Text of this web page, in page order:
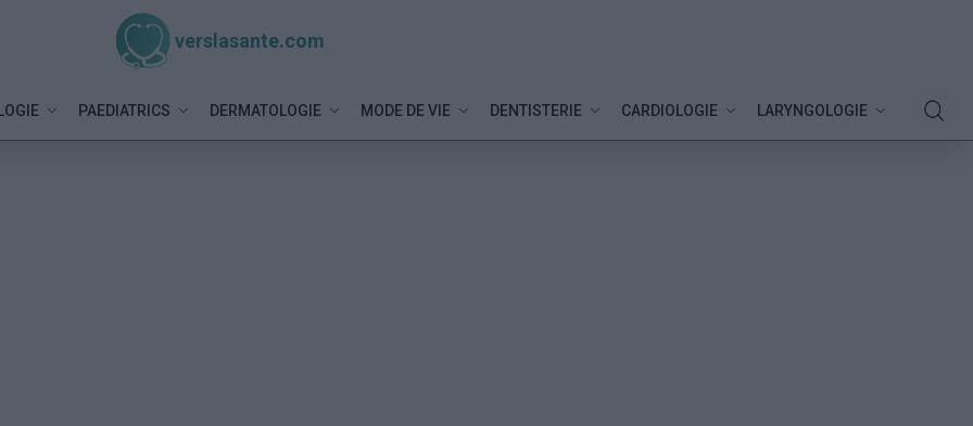
verslasante.com
PAEDIATRICS DERMATOLOGIE MODE DE VIE DENTISTERIE CARDIOLOGIE LARYNGOLOGIE